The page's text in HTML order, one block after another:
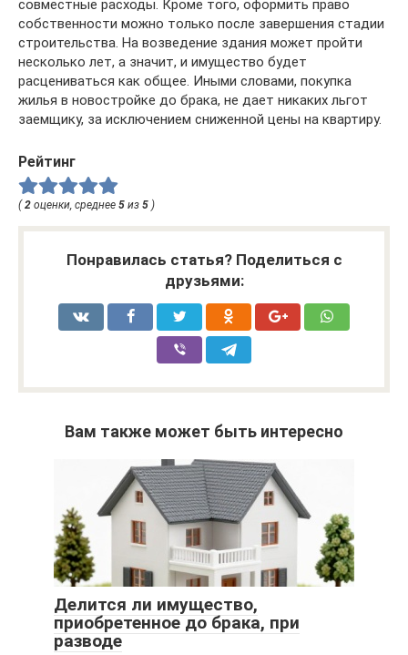
совместные расходы. Кроме того, оформить право
собственности можно только после завершения стадии
строительства. На возведение здания может пройти
несколько лет, а значит, и имущество будет
расцениваться как общее. Иными словами, покупка
жилья в новостройке до брака, не дает никаких льгот
заемщику, за исключением сниженной цены на квартиру.
Рейтинг
(2 оценки, среднее 5 из 5 )
Понравилась статья? Поделиться с
друзьями:
Вам также может быть интересно
Делится ли имущество,
приобретенное до брака, при
разводе